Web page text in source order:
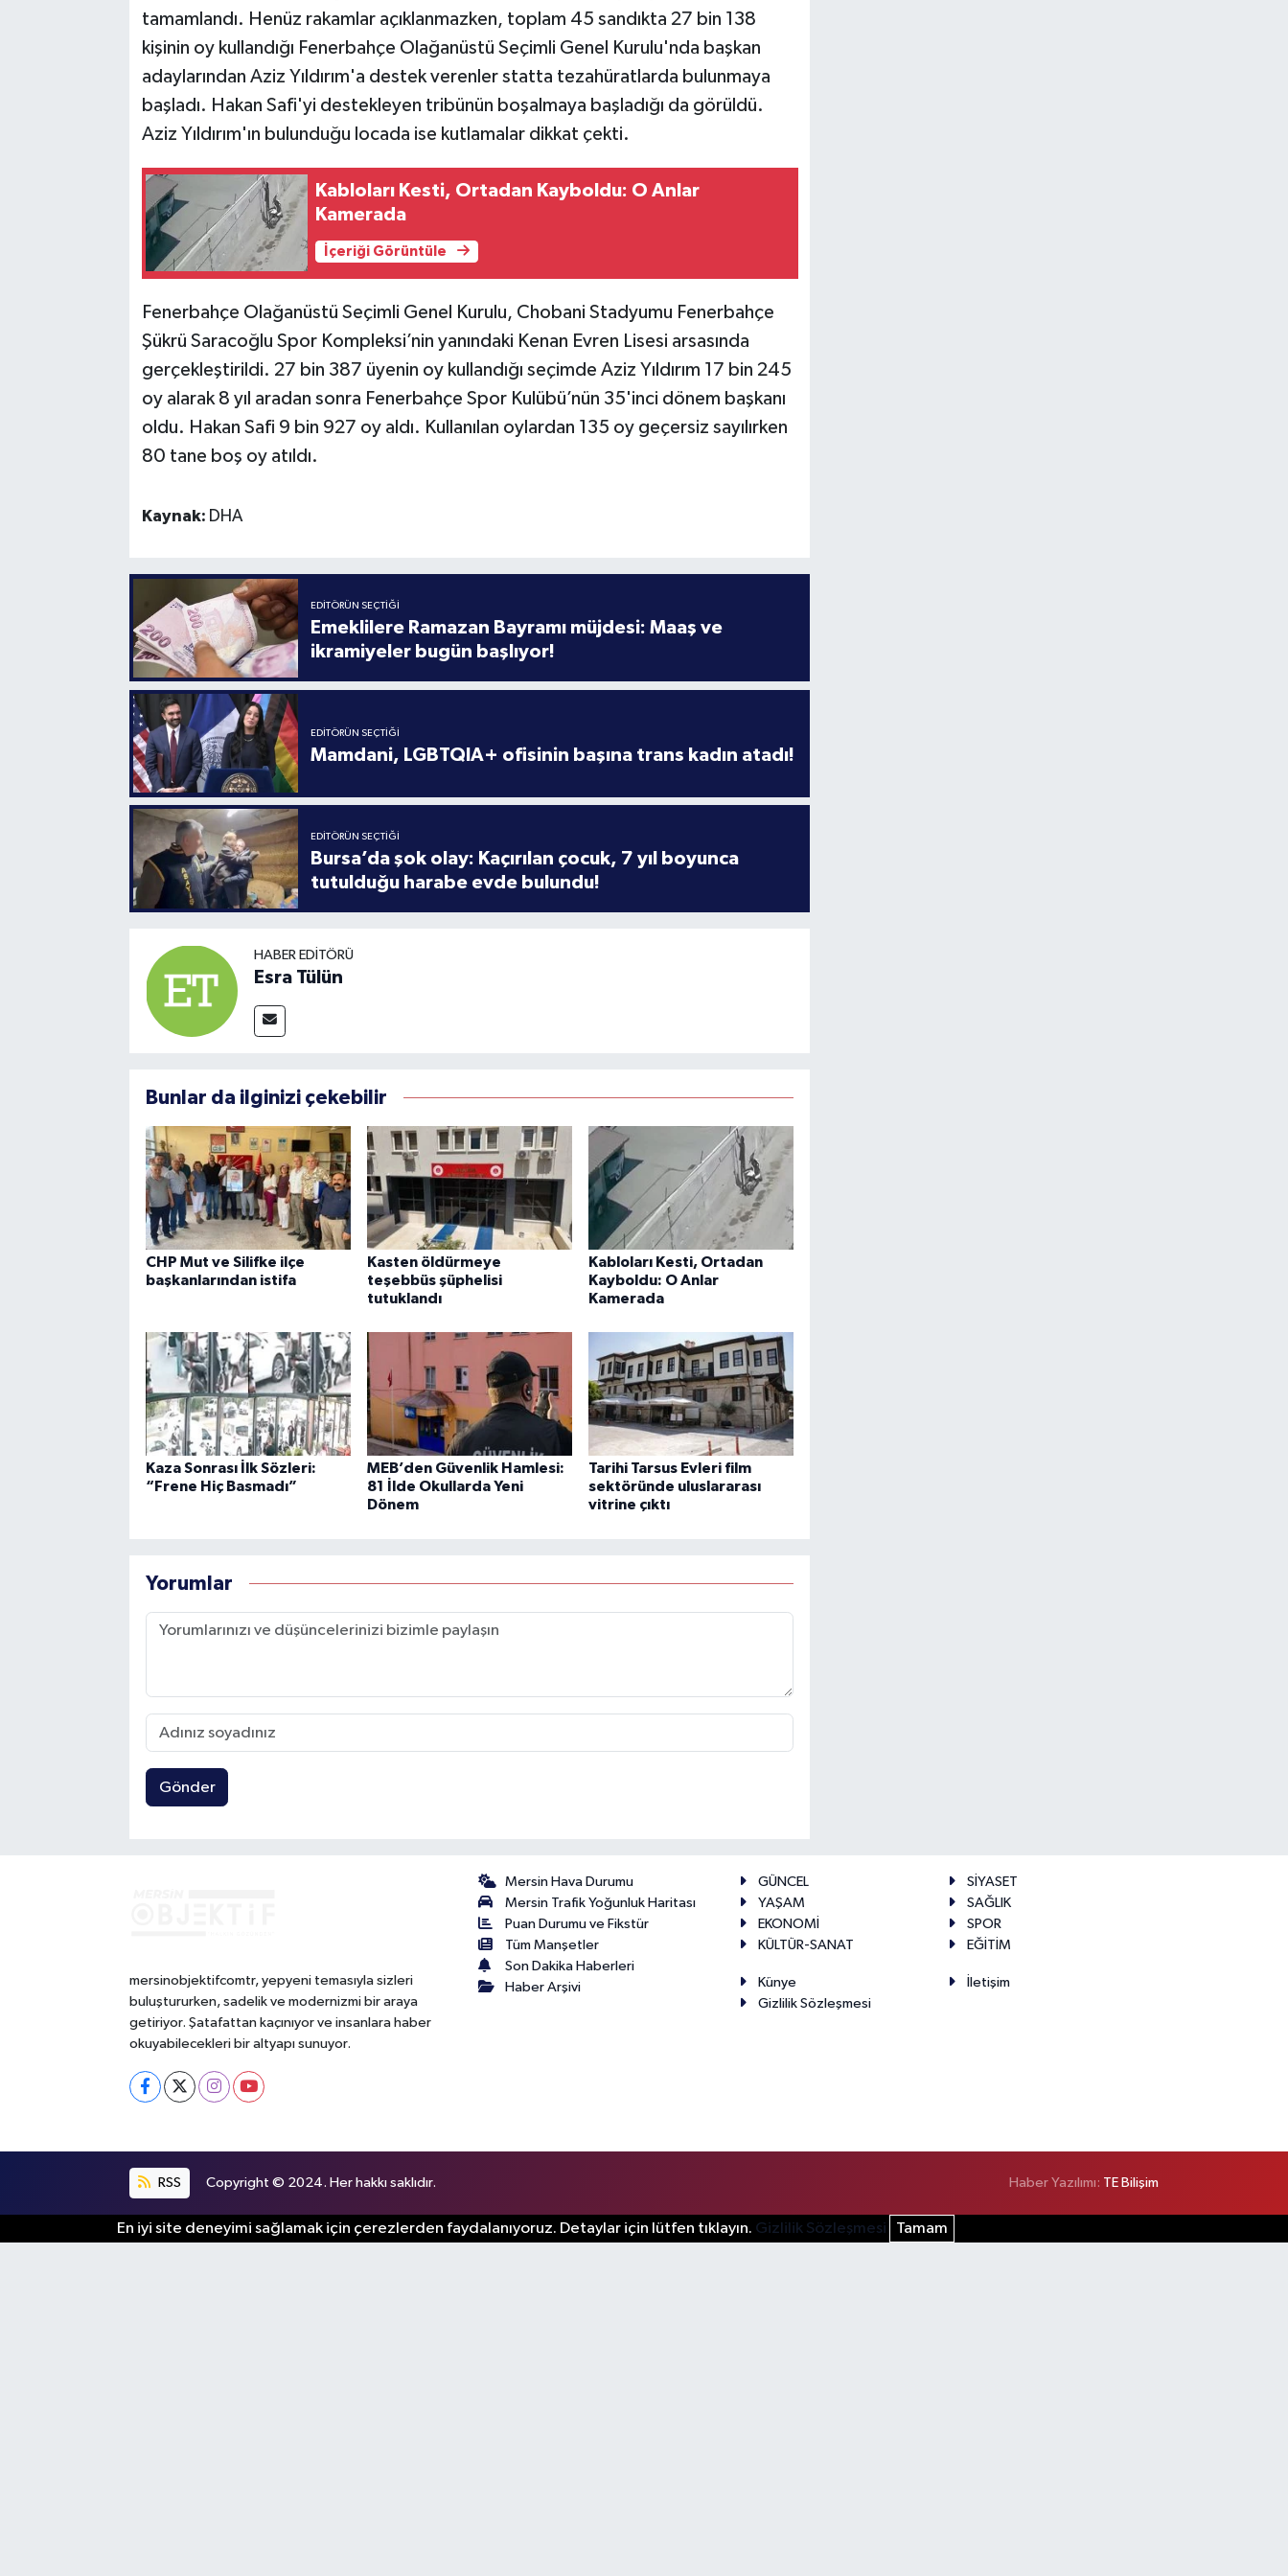
tamamlandı. Henüz rakamlar açıklanmazken, toplam 45 sandıkta 27 bin 138
kişinin oy kullandığı Fenerbahçe Olağanüstü Seçimli Genel Kurulu'nda başkan
adaylarından Aziz Yıldırım'a destek verenler statta tezahüratlarda bulunmaya
başladı. Hakan Safi'yi destekleyen tribünün boşalmaya başladığı da görüldü.
Aziz Yıldırım'ın bulunduğu locada ise kutlamalar dikkat çekti.
Kabloları Kesti, Ortadan Kayboldu: O Anlar
Kamerada
İçeriği Görüntüle
Fenerbahçe Olağanüstü Seçimli Genel Kurulu, Chobani Stadyumu Fenerbahçe
Şükrü Saracoğlu Spor Kompleksi’nin yanındaki Kenan Evren Lisesi arsasında
gerçekleştirildi. 27 bin 387 üyenin oy kullandığı seçimde Aziz Yıldırım 17 bin 245
oy alarak 8 yıl aradan sonra Fenerbahçe Spor Kulübü’nün 35'inci dönem başkanı
oldu. Hakan Safi 9 bin 927 oy aldı. Kullanılan oylardan 135 oy geçersiz sayılırken
80 tane boş oy atıldı.
Kaynak: DHA
EDITÖRÜN SEÇTIĞI
Emeklilere Ramazan Bayramı müjdesi: Maaş ve
ikramiyeler bugün başlıyor!
EDITÖRÜN SEÇTIĞI
Mamdani, LGBTQIA+ ofisinin başına trans kadın atadı!
EDITÖRÜN SEÇTIĞI
Bursa’da şok olay: Kaçırılan çocuk, 7 yıl boyunca
tutulduğu harabe evde bulundu!
HABER EDITÖRÜ
Esra Tülün
Bunlar da ilginizi çekebilir
CHP Mut ve Silifke ilçe
başkanlarından istifa
Kasten öldürmeye
teşebbüs şüphelisi
tutuklandı
Kabloları Kesti, Ortadan
Kayboldu: O Anlar
Kamerada
Kaza Sonrası İlk Sözleri:
“Frene Hiç Basmadı”
MEB’den Güvenlik Hamlesi:
81 İlde Okullarda Yeni
Dönem
Tarihi Tarsus Evleri film
sektöründe uluslararası
vitrine çıktı
Yorumlar
Gönder
mersinobjektifcomtr, yepyeni temasıyla sizleri
buluştururken, sadelik ve modernizmi bir araya
getiriyor. Şatafattan kaçınıyor ve insanlara haber
okuyabilecekleri bir altyapı sunuyor.
Mersin Hava Durumu
Mersin Trafik Yoğunluk Haritası
Puan Durumu ve Fikstür
Tüm Manşetler
Son Dakika Haberleri
Haber Arşivi
GÜNCEL
SİYASET
YAŞAM
SAĞLIK
EKONOMİ
SPOR
KÜLTÜR-SANAT
EĞİTİM
Künye
İletişim
Gizlilik Sözleşmesi
RSS Copyright © 2024. Her hakkı saklıdır. Haber Yazılımı: TE Bilişim
En iyi site deneyimi sağlamak için çerezlerden faydalanıyoruz. Detaylar için lütfen tıklayın. Gizlilik Sözleşmesi Tamam